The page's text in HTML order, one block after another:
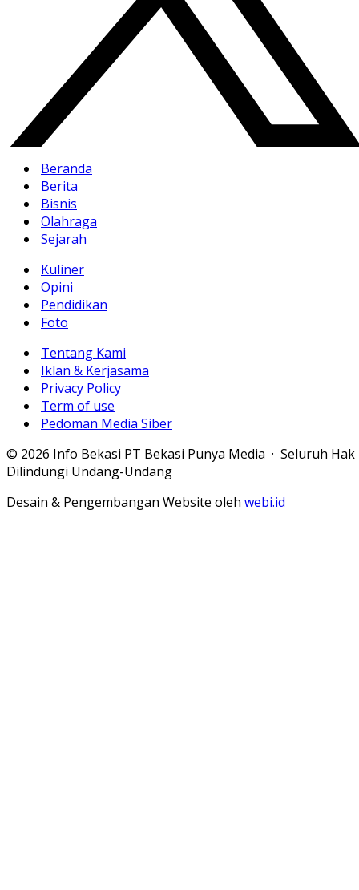
Beranda
Berita
Bisnis
Olahraga
Sejarah
Kuliner
Opini
Pendidikan
Foto
Tentang Kami
Iklan & Kerjasama
Privacy Policy
Term of use
Pedoman Media Siber
© 2026 Info Bekasi PT Bekasi Punya Media · Seluruh Hak
Dilindungi Undang-Undang
Desain & Pengembangan Website oleh webi.id